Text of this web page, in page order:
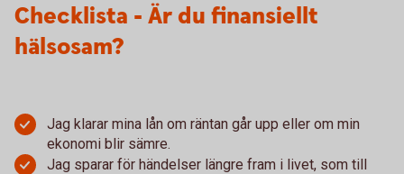
Checklista - Är du finansiellt
hälsosam?
Jag klarar mina lån om räntan går upp eller om min
ekonomi blir sämre.
Jag sparar för händelser längre fram i livet, som till